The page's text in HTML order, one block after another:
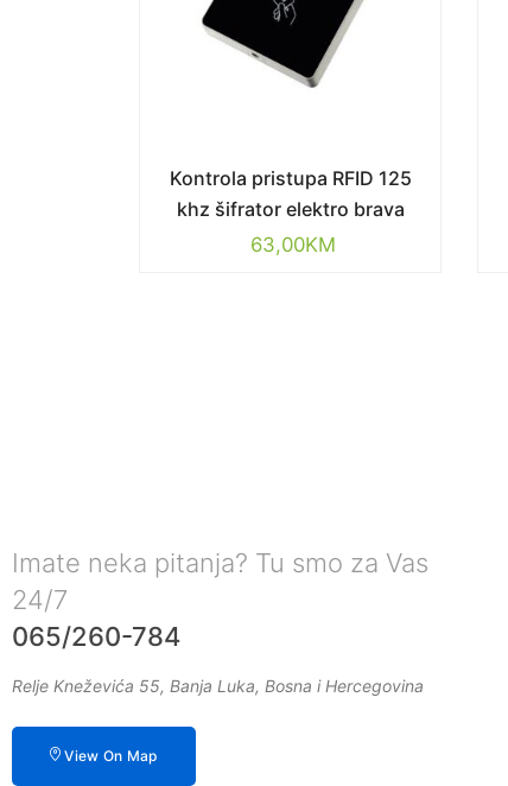
Kontrola pristupa RFID 125
khz šifrator elektro brava
63,00KM
Imate neka pitanja? Tu smo za Vas
24/7
065/260-784
Relje Kneževića 55, Banja Luka, Bosna i Hercegovina
View On Map